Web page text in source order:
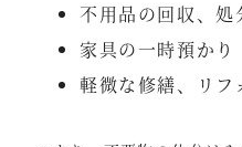
不用品の回収、処
家具の一時預かり
軽微な修繕、リフ